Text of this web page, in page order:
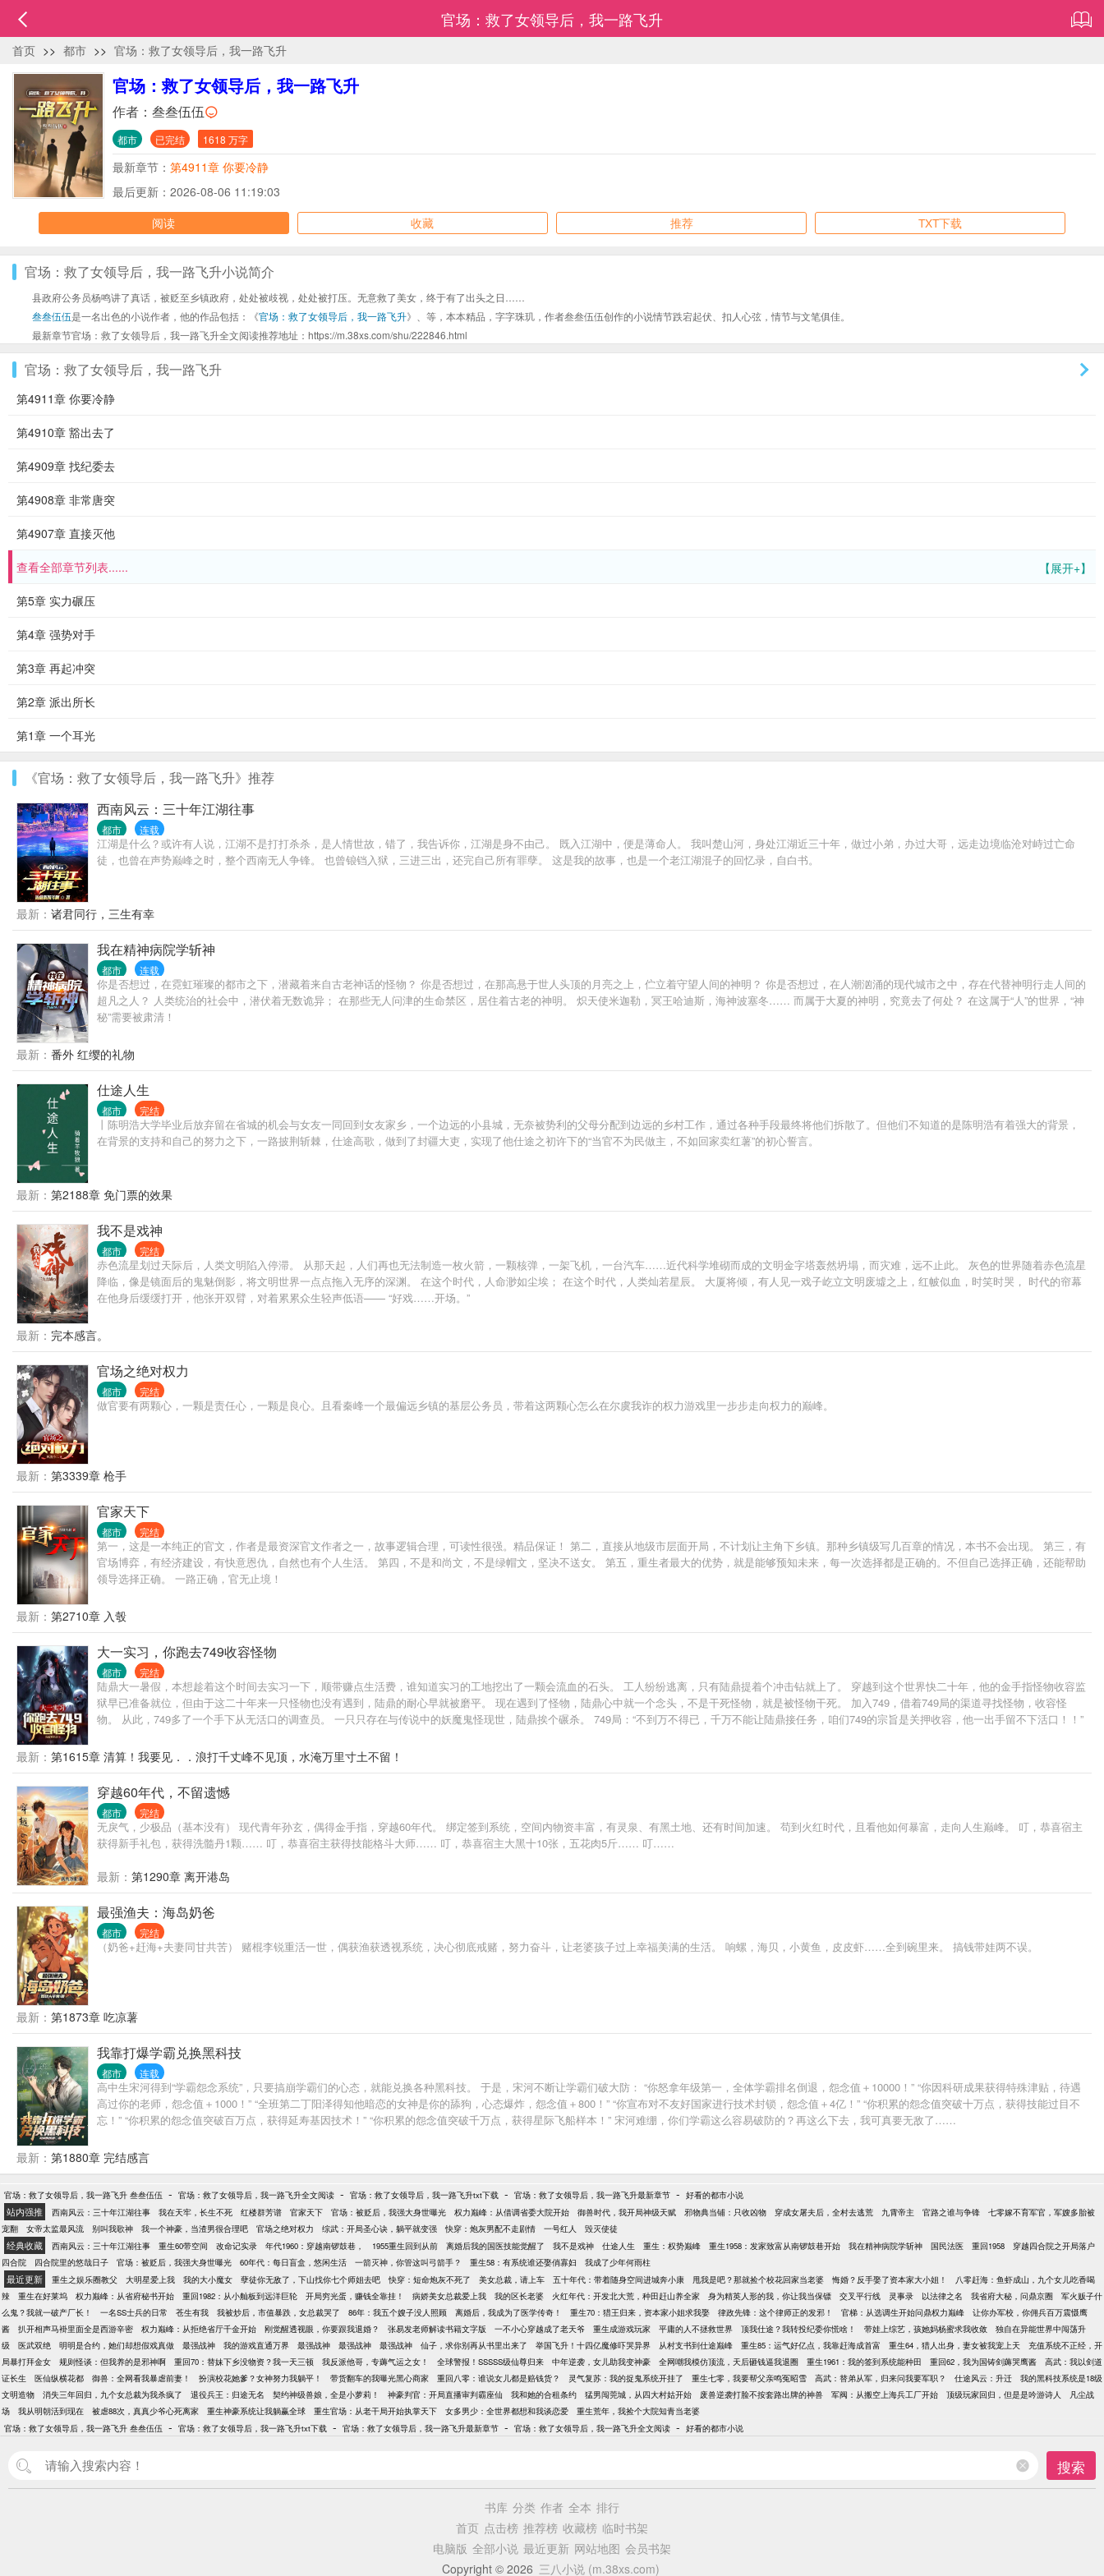
官场：救了女领导后，我一路飞升
首页 >> 都市 >> 官场：救了女领导后，我一路飞升
官场：救了女领导后，我一路飞升
作者： 叁叁伍伍
都市 已完结 1618 万字
最新章节： 第4911章 你要冷静
最后更新：2026-08-06 11:19:03
阅读
收藏 推荐 TXT下载
官场：救了女领导后，我一路飞升小说简介
县政府公务员杨鸣讲了真话，被贬至乡镇政府，处处被歧视，处处被打压。无意救了美女，终于有了出头之日……
叁叁伍伍是一名出色的小说作者，他的作品包括：《官场：救了女领导后，我一路飞升》、等，本本精品，字字珠玑，作者叁叁伍伍创作的小说情节跌宕起伏、扣人心弦，情节与文笔俱佳。
最新章节官场：救了女领导后，我一路飞升全文阅读推荐地址：https://m.38xs.com/shu/222846.html
官场：救了女领导后，我一路飞升
第4911章 你要冷静
第4910章 豁出去了
第4909章 找纪委去
第4908章 非常唐突
第4907章 直接灭他
【展开+】
查看全部章节列表......
第5章 实力碾压
第4章 强势对手
第3章 再起冲突
第2章 派出所长
第1章 一个耳光
《官场：救了女领导后，我一路飞升》推荐
西南风云：三十年江湖往事
都市 连载
江湖是什么？或许有人说，江湖不是打打杀杀，是人情世故，错了，我告诉你，江湖是身不由己。 既入江湖中，便是薄命人。 我叫楚山河，身处江湖近三十年，做过小弟，办过大哥，远走边境临沧对峙过亡命
徒，也曾在声势巅峰之时，整个西南无人争锋。 也曾锒铛入狱，三进三出，还完自己所有罪孽。 这是我的故事，也是一个老江湖混子的回忆录，自白书。
最新： 诸君同行，三生有幸
我在精神病院学斩神
都市 连载
你是否想过，在霓虹璀璨的都市之下，潜藏着来自古老神话的怪物？ 你是否想过，在那高悬于世人头顶的月亮之上，伫立着守望人间的神明？ 你是否想过，在人潮汹涌的现代城市之中，存在代替神明行走人间的
超凡之人？ 人类统治的社会中，潜伏着无数诡异； 在那些无人问津的生命禁区，居住着古老的神明。 炽天使米迦勒，冥王哈迪斯，海神波塞冬…… 而属于大夏的神明，究竟去了何处？ 在这属于“人”的世界，“神
秘”需要被肃清！
最新： 番外 红缨的礼物
仕途人生
都市 完结
丨陈明浩大学毕业后放弃留在省城的机会与女友一同回到女友家乡，一个边远的小县城，无奈被势利的父母分配到边远的乡村工作，通过各种手段最终将他们拆散了。但他们不知道的是陈明浩有着强大的背景，
在背景的支持和自己的努力之下，一路披荆斩棘，仕途高歌，做到了封疆大吏，实现了他仕途之初许下的“当官不为民做主，不如回家卖红薯”的初心誓言。
最新： 第2188章 免门票的效果
我不是戏神
都市 完结
赤色流星划过天际后，人类文明陷入停滞。 从那天起，人们再也无法制造一枚火箭，一颗核弹，一架飞机，一台汽车……近代科学堆砌而成的文明金字塔轰然坍塌，而灾难，远不止此。 灰色的世界随着赤色流星
降临，像是镜面后的鬼魅倒影，将文明世界一点点拖入无序的深渊。 在这个时代，人命渺如尘埃； 在这个时代，人类灿若星辰。 大厦将倾，有人见一戏子屹立文明废墟之上，红帔似血，时笑时哭， 时代的帘幕
在他身后缓缓打开，他张开双臂，对着累累众生轻声低语—— “好戏……开场。”
最新： 完本感言。
官场之绝对权力
都市 完结
做官要有两颗心，一颗是责任心，一颗是良心。且看秦峰一个最偏远乡镇的基层公务员，带着这两颗心怎么在尔虞我诈的权力游戏里一步步走向权力的巅峰。
最新： 第3339章 枪手
官家天下
都市 完结
第一，这是一本纯正的官文，作者是最资深官文作者之一，故事逻辑合理，可读性很强。精品保证！ 第二，直接从地级市层面开局，不计划让主角下乡镇。那种乡镇级写几百章的情况，本书不会出现。 第三，有
官场博弈，有经济建设，有快意恩仇，自然也有个人生活。 第四，不是和尚文，不是绿帽文，坚决不送女。 第五，重生者最大的优势，就是能够预知未来，每一次选择都是正确的。不但自己选择正确，还能帮助
领导选择正确。 一路正确，官无止境！
最新： 第2710章 入彀
大一实习，你跑去749收容怪物
都市 完结
陆鼎大一暑假，本想趁着这个时间去实习一下，顺带赚点生活费，谁知道实习的工地挖出了一颗会流血的石头。 工人纷纷逃离，只有陆鼎提着个冲击钻就上了。 穿越到这个世界快二十年，他的金手指怪物收容监
狱早已准备就位，但由于这二十年来一只怪物也没有遇到，陆鼎的耐心早就被磨平。 现在遇到了怪物，陆鼎心中就一个念头，不是干死怪物，就是被怪物干死。 加入749，借着749局的渠道寻找怪物，收容怪
物。 从此，749多了一个手下从无活口的调查员。 一只只存在与传说中的妖魔鬼怪现世，陆鼎挨个碾杀。 749局：“不到万不得已，千万不能让陆鼎接任务，咱们749的宗旨是关押收容，他一出手留不下活口！！”
最新： 第1615章 清算！我要见．．浪打千丈峰不见顶，水淹万里寸土不留！
穿越60年代，不留遗憾
都市 完结
无戾气，少极品（基本没有） 现代青年孙玄，偶得金手指，穿越60年代。 绑定签到系统，空间内物资丰富，有灵泉、有黑土地、还有时间加速。 苟到火红时代，且看他如何暴富，走向人生巅峰。 叮，恭喜宿主
获得新手礼包，获得洗髓丹1颗…… 叮，恭喜宿主获得技能格斗大师…… 叮，恭喜宿主大黑十10张，五花肉5斤…… 叮……
最新： 第1290章 离开港岛
最强渔夫：海岛奶爸
都市 完结
（奶爸+赶海+夫妻同甘共苦） 赌棍李锐重活一世，偶获渔获透视系统，决心彻底戒赌，努力奋斗，让老婆孩子过上幸福美满的生活。 响螺，海贝，小黄鱼，皮皮虾……全到碗里来。 搞钱带娃两不误。
最新： 第1873章 吃凉薯
我靠打爆学霸兑换黑科技
都市 连载
高中生宋河得到“学霸怨念系统”，只要搞崩学霸们的心态，就能兑换各种黑科技。 于是，宋河不断让学霸们破大防： “你怒拿年级第一，全体学霸排名倒退，怨念值＋10000！” “你因科研成果获得特殊津贴，待遇
高过你的老师，怨念值＋1000！” “全班第二丁阳泽得知他暗恋的女神是你的舔狗，心态爆炸，怨念值＋800！” “你宣布对不友好国家进行技术封锁，怨念值＋4亿！” “你积累的怨念值突破十万点，获得技能过目不
忘！” “你积累的怨念值突破百万点，获得延寿基因技术！” “你积累的怨念值突破千万点，获得星际飞船样本！” 宋河难绷，你们学霸这么容易破防的？再这么下去，我可真要无敌了……
最新： 第1880章 完结感言
官场：救了女领导后，我一路飞升 叁叁伍伍 - 官场：救了女领导后，我一路飞升全文阅读 - 官场：救了女领导后，我一路飞升txt下载 - 官场：救了女领导后，我一路飞升最新章节 - 好看的都市小说
站内强推 西南风云：三十年江湖往事 我在天牢，长生不死 红楼群芳谱 官家天下 官场：被贬后，我强大身世曝光 权力巅峰：从借调省委大院开始 御兽时代，我开局神级天赋 邪物典当铺：只收凶物 穿成女屠夫后，全村去逃荒 九霄帝主 官路之谁与争锋
七零嫁不育军官，军嫂多胎被
宠翻
女帝太监最风流 别叫我歌神 我一个神豪，当渣男很合理吧 官场之绝对权力 综武：开局圣心诀，躺平就变强 快穿：炮灰男配不走剧情 一号红人 毁灭使徒
经典收藏 西南风云：三十年江湖往事 重生60带空间 改命记实录 年代1960：穿越南锣鼓巷， 1955重生回到从前 离婚后我的国医技能觉醒了 我不是戏神 仕途人生 重生：权势巅峰 重生1958：发家致富从南锣鼓巷开始 我在精神病院学斩神 国民法医 重回1958
穿越四合院之开局落户
四合院
四合院里的悠哉日子 官场：被贬后，我强大身世曝光 60年代：每日盲盒，悠闲生活 一箭灭神，你管这叫弓箭手？ 重生58：有系统谁还娶俏寡妇 我成了少年何雨柱
最近更新 重生之娱乐圈教父 大明星爱上我 我的大小魔女 孽徒你无敌了，下山找你七个师姐去吧 快穿：短命炮灰不死了 美女总裁，请上车 五十年代：带着随身空间进城奔小康 甩我是吧？那就捡个校花回家当老婆 悔婚？反手娶了资本家大小姐！
八零赶海：鱼虾成山，九个女儿吃香喝
辣
重生在好莱坞 权力巅峰：从省府秘书开始 重回1982：从小舢板到远洋巨轮 开局穷光蛋，赚钱全靠挂！ 病娇美女总裁爱上我 我的区长老婆 火红年代：开发北大荒，种田赶山养全家 身为精英人形的我，你让我当保镖 交叉平行线 灵事录 以法律之名 我省府大秘，问鼎京圈
军火贩子什
么鬼？我就一破产厂长！
一名SS士兵的日常 苍生有我 我被炒后，市值暴跌，女总裁哭了 86年：我五个嫂子没人照顾 离婚后，我成为了医学传奇！ 重生70：猎王归来，资本家小姐求我娶 律政先锋：这个律师正的发邪！ 官梯：从选调生开始问鼎权力巅峰
让你办军校，你佣兵百万震慑鹰
酱
扒开相声马褂里面全是西游辛密 权力巅峰：从拒绝省厅千金开始 刚觉醒透视眼，你要跟我退婚？ 张易发老师解读书籍文字版 一不小心穿越成了老天爷 重生成游戏玩家 平庸的人不拯救世界 顶我仕途？我转投纪委你慌啥！ 带娃上综艺，孩她妈杨蜜求我收敛
独自在异能世界中闯荡升
级
医武双绝 明明是合约，她们却想假戏真做 最强战神 我的游戏直通万界 最强战神 最强战神 最强战神 仙子，求你别再从书里出来了 举国飞升！十四亿魔修吓哭异界 从村支书到仕途巅峰 重生85：运气好亿点，我靠赶海成首富 重生64，猎人出身，妻女被我宠上天
充值系统不正经，开
局暴打拜金女
规则怪谈：但我养的是邪神啊 重回70：替妹下乡没物资？我一天三顿 我反派他哥，专薅气运之女！ 全球警报！SSSSS级仙尊归来 中年逆袭，女儿助我变神豪 全网嘲我模仿顶流，天后砸钱逼我退圈 重生1961：我的签到系统能种田 重回62，我为国铸剑薅哭鹰酱
高武：我以剑道
证长生
医仙纵横花都 御兽：全网看我暴虐前妻！ 扮演校花她爹？女神努力我躺平！ 带货翻车的我曝光黑心商家 重回八零：谁说女儿都是赔钱货？ 灵气复苏：我的捉鬼系统开挂了 重生七零，我要帮父亲鸣冤昭雪 高武：替弟从军，归来问我要军职？ 仕途风云：升迁
我的黑科技系统是18级
文明造物
消失三年回归，九个女总裁为我杀疯了 退役兵王：归途无名 契约神级兽娘，全是小萝莉！ 神豪判官：开局直播审判霸座仙 我和她的合租条约 猛男闯莞城，从四大村姑开始 废兽逆袭打脸不按套路出牌的神兽 军阀：从搬空上海兵工厂开始 顶级玩家回归，但是是吟游诗人
凡尘战
场
我从明朝活到现在 被虐88次，真真少爷心死离家 重生神豪系统让我躺赢全球 重生官场：从老干局开始执掌天下 女多男少：全世界都想和我谈恋爱
重生荒年，我捡个大院知青当老婆
官场：救了女领导后，我一路飞升 叁叁伍伍 - 官场：救了女领导后，我一路飞升txt下载 - 官场：救了女领导后，我一路飞升最新章节 - 官场：救了女领导后，我一路飞升全文阅读 - 好看的都市小说
搜索
书库 分类 作者 全本 排行
首页 点击榜 推荐榜 收藏榜 临时书架
电脑版 全部小说 最近更新 网站地图 会员书架
Copyright © 2026 三八小说 (m.38xs.com)